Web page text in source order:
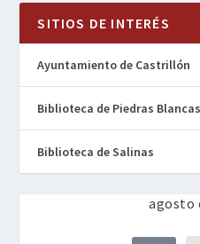
SITIOS DE INTERÉS
Ayuntamiento de Castrillón
Biblioteca de Piedras Blancas
Biblioteca de Salinas
agosto